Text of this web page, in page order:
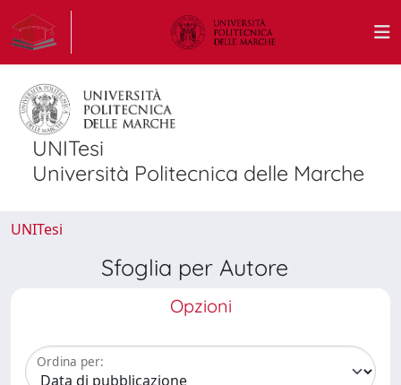
UNITesi
Università Politecnica delle Marche
UNITesi
Sfoglia per Autore
Opzioni
Ordina per: